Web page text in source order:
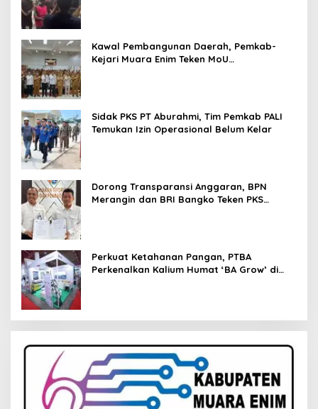
Kawal Pembangunan Daerah, Pemkab-
Kejari Muara Enim Teken MoU
Sidak PKS PT Aburahmi, Tim Pemkab PALI
Temukan Izin Operasional Belum Kelar
Dorong Transparansi Anggaran, BPN
Merangin dan BRI Bangko Teken PKS
Perkuat Ketahanan Pangan, PTBA
Perkenalkan Kalium Humat ‘BA Grow’ di